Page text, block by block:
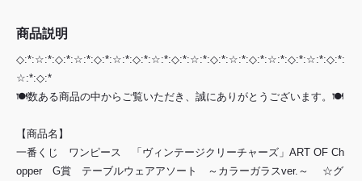
商品説明
◇:*:☆:*:◇:*:☆:*:◇:*:☆:*:◇:*:☆:*:◇:*:☆:*:◇:*:☆:*:◇:*:☆:*:◇:*:☆:*:◇:*:
☆:*:◇:*
🍽️数ある商品の中からご覧いただき、誠にありがとうございます。🍽️
【商品名】
一番くじ ワンピース 「ヴィンテージクリーチャーズ」ART OF Ch
opper G賞 テーブルウェアアソート ～カラーガラスver.～ ☆グ